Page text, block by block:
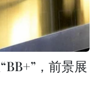
，前景展